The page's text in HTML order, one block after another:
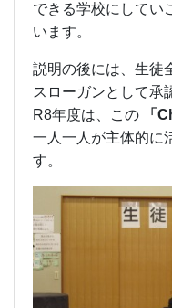
できる学校にしてい
います。
説明の後には、生徒
スローガンとして承
R8年度は、この
「
一人一人が主体的に
す。